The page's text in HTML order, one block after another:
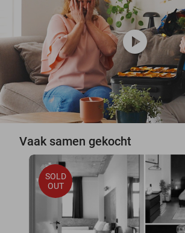
play_circle
Vaak samen gekocht
SOLD
OUT